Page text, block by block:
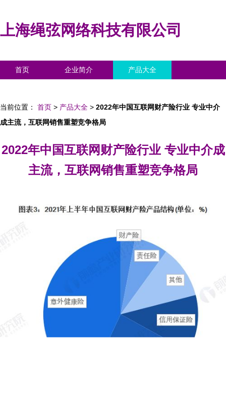
上海绳弦网络科技有限公司
首页 企业简介 产品大全
当前位置： 首页 > 产品大全 > 2022年中国互联网财产险行业 专业中介
成主流，互联网销售重塑竞争格局
2022年中国互联网财产险行业 专业中介成
主流，互联网销售重塑竞争格局